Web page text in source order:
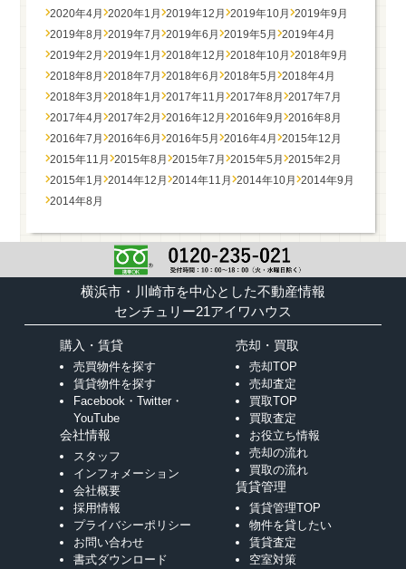
2020年4月 2020年1月 2019年12月 2019年10月 2019年9月
2019年8月 2019年7月 2019年6月 2019年5月 2019年4月
2019年2月 2019年1月 2018年12月 2018年10月 2018年9月
2018年8月 2018年7月 2018年6月 2018年5月 2018年4月
2018年3月 2018年1月 2017年11月 2017年8月 2017年7月
2017年4月 2017年2月 2016年12月 2016年9月 2016年8月
2016年7月 2016年6月 2016年5月 2016年4月 2015年12月
2015年11月 2015年8月 2015年7月 2015年5月 2015年2月
2015年1月 2014年12月 2014年11月 2014年10月 2014年9月
2014年8月
横浜市・川崎市を中心とした不動産情報
センチュリー21アイワハウス
購入・賃貸
売買物件を探す
賃貸物件を探す
Facebook・Twitter・
YouTube
会社情報
スタッフ
インフォメーション
会社概要
採用情報
プライバシーポリシー
お問い合わせ
書式ダウンロード
売却・買取
売却TOP
売却査定
買取TOP
買取査定
お役立ち情報
売却の流れ
買取の流れ
賃貸管理
賃貸管理TOP
物件を貸したい
賃貸査定
空室対策